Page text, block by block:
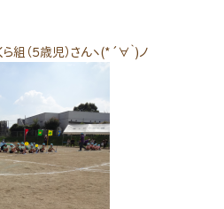
組（５歳児）さんヽ(*´∀｀)ノ